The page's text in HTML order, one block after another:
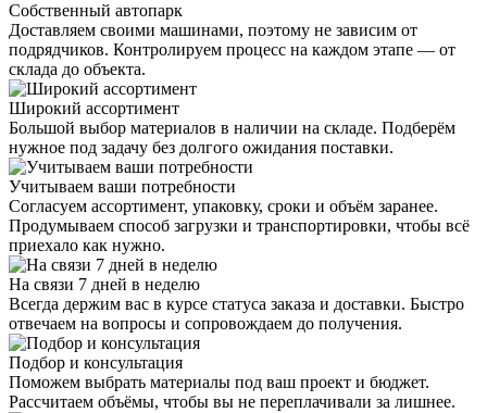
Собственный автопарк
Доставляем своими машинами, поэтому не зависим от
подрядчиков. Контролируем процесс на каждом этапе — от
склада до объекта.
Широкий ассортимент
Большой выбор материалов в наличии на складе. Подберём
нужное под задачу без долгого ожидания поставки.
Учитываем ваши потребности
Согласуем ассортимент, упаковку, сроки и объём заранее.
Продумываем способ загрузки и транспортировки, чтобы всё
приехало как нужно.
На связи 7 дней в неделю
Всегда держим вас в курсе статуса заказа и доставки. Быстро
отвечаем на вопросы и сопровождаем до получения.
Подбор и консультация
Поможем выбрать материалы под ваш проект и бюджет.
Рассчитаем объёмы, чтобы вы не переплачивали за лишнее.